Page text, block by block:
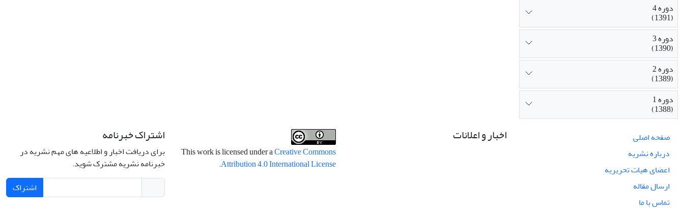
دوره 4
(1391)
دوره 3
(1390)
دوره 2
(1389)
دوره 1
(1388)
صفحه اصلی
درباره نشریه
اعضای هیات تحریریه
ارسال مقاله
تماس با ما
اخبار و اعلانات
This work is licensed under aCreative Commons
Attribution 4.0 International License
.
اشتراک خبرنامه
برای دریافت اخبار و اطلاعیه های مهم نشریه در
خبرنامه نشریه مشترک شوید.
اشتراک